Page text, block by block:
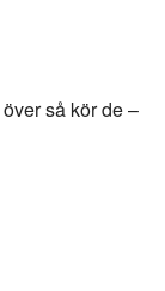
så kör de –